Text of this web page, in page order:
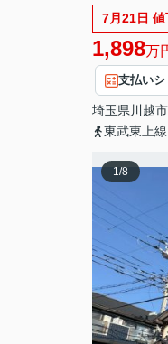
7月21日 値
1,898万
支払い
埼玉県 川越市
東武東上
1/8